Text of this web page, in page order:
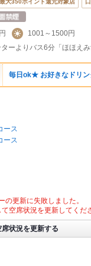
大350ポイント還元対象店
1001～1500円
ーよりバス6分「ほほえ
毎日ok★ お好きなドリン
ース
ース
の更新に失敗しました。
空席状況を更新してくだ
席状況を更新する